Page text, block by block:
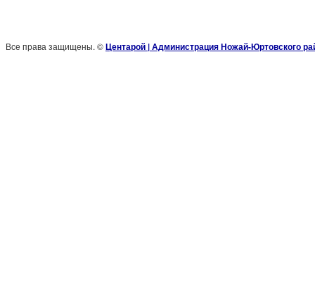
Все права защищены. ©Центарой | Администрация Ножай-Юртовского